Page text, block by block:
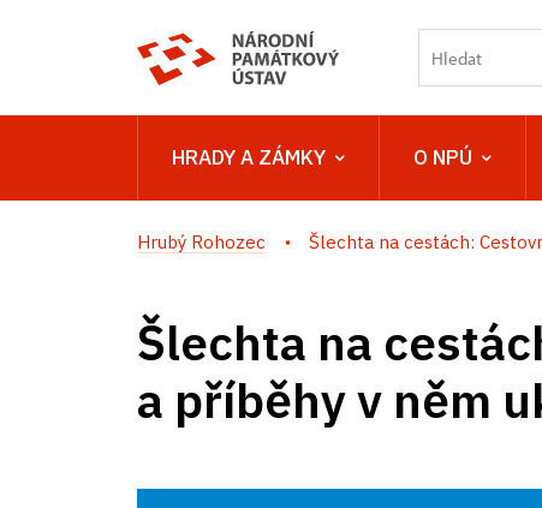
HRADY A ZÁMKY O NPÚ
Hrubý Rohozec Šlechta na cestách:
Šlechta na
a příběhy v něm